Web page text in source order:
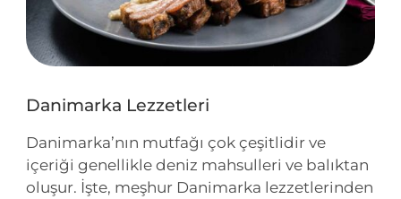
Danimarka Lezzetleri
Danimarka’nın mutfağı çok çeşitlidir ve
içeriği genellikle deniz mahsulleri ve balıktan
oluşur. İşte, meşhur Danimarka lezzetlerinden